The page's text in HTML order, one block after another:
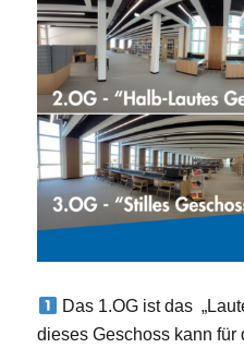
Das 1.OG ist das
dieses Geschoss kann für